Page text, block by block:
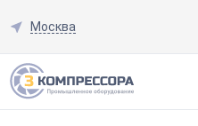
Москва